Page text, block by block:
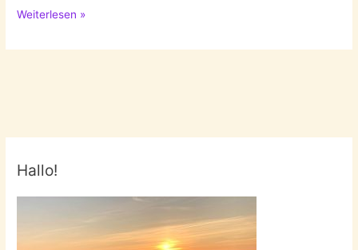
Dan
–
Weiterlesen »
Hallo!